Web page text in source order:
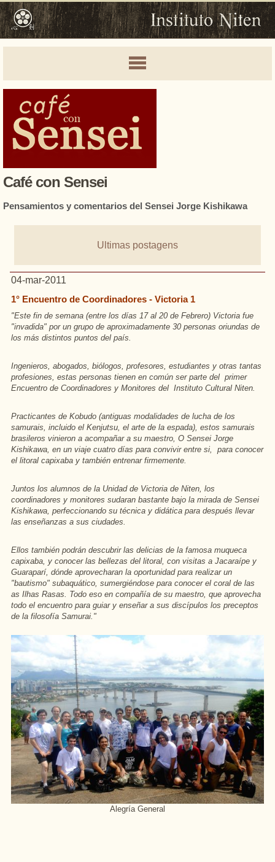
Café con Sensei
Pensamientos y comentarios del Sensei Jorge Kishikawa
Ultimas postagens
04-mar-2011
1° Encuentro de Coordinadores - Victoria 1
"Este fin de semana (entre los días 17 al 20 de Febrero) Victoria fue
"invadida" por un grupo de aproximadamente 30 personas oriundas de
los más distintos puntos del país.
Ingenieros, abogados, biólogos, profesores, estudiantes y otras tantas
profesiones, estas personas tienen en común ser parte del primer
Encuentro de Coordinadores y Monitores del Instituto Cultural Niten.
Practicantes de Kobudo (antiguas modalidades de lucha de los
samurais, incluido el Kenjutsu, el arte de la espada), estos samurais
brasileros vinieron a acompañar a su maestro, O Sensei Jorge
Kishikawa, en un viaje cuatro días para convivir entre si, para conocer
el litoral capixaba y también entrenar firmemente.
Juntos los alumnos de la Unidad de Victoria de Niten, los
coordinadores y monitores sudaran bastante bajo la mirada de Sensei
Kishikawa, perfeccionando su técnica y didática para después llevar
las enseñanzas a sus ciudades.
Ellos también podrán descubrir las delicias de la famosa muqueca
capixaba, y conocer las bellezas del litoral, con visitas a Jacaraípe y
Guaraparí, dónde aprovecharan la oportunidad para realizar un
"bautismo" subaquático, sumergiéndose para conocer el coral de las
as Ilhas Rasas. Todo eso en compañía de su maestro, que aprovecha
todo el encuentro para guiar y enseñar a sus discípulos los preceptos
de la filosofía Samurai."
Alegría General